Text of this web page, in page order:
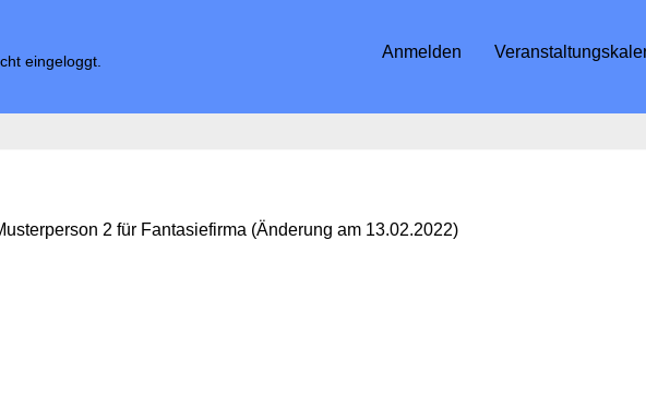
eingeloggt. Anmelden
2 für Fantasiefirma (Änderung am 13.02.2022)